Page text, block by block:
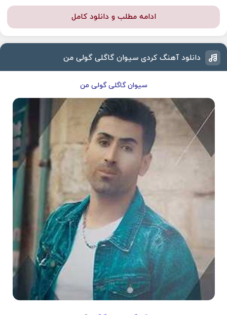
ادامه مطلب و دانلود کامل
دانلود آهنگ کردی سیوان گاگلی گولی من
سیوان گاگلی گولی من